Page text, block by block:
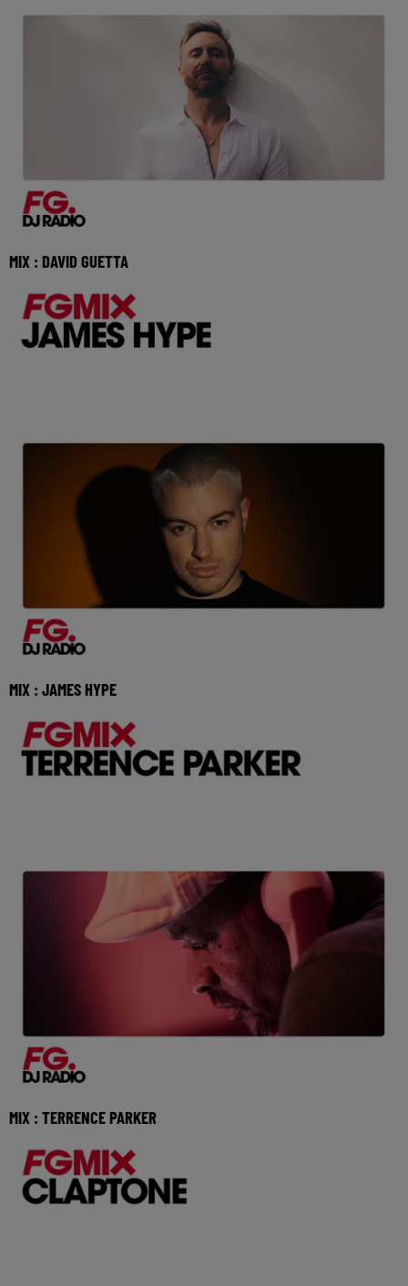
MIX : DAVID GUETTA
Ecoutez Radio FG sur http://www.radiofg.com 📱 e
MIX : JAMES HYPE
2026 🎧 Ecoutez Radio FG sur http://www.radio
MIX : TERRENCE PARKER
juillet 2026 🎧 Ecoutez Radio FG sur http:/